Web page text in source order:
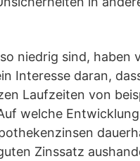
niedrig sind, haben
Interesse daran,
Laufzeiten von
welche
Zinssatz